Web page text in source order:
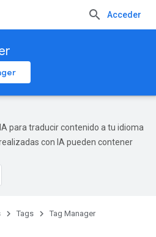
Acceder
para traducir contenido a tu idioma
con IA pueden contener
Tags
Tag Manager